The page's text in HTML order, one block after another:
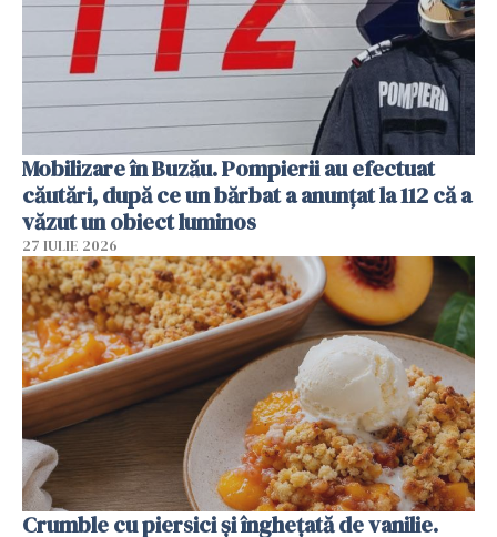
Mobilizare în Buzău. Pompierii au efectuat
căutări, după ce un bărbat a anunțat la 112 că a
văzut un obiect luminos
27 IULIE 2026
Crumble cu piersici și înghețată de vanilie.